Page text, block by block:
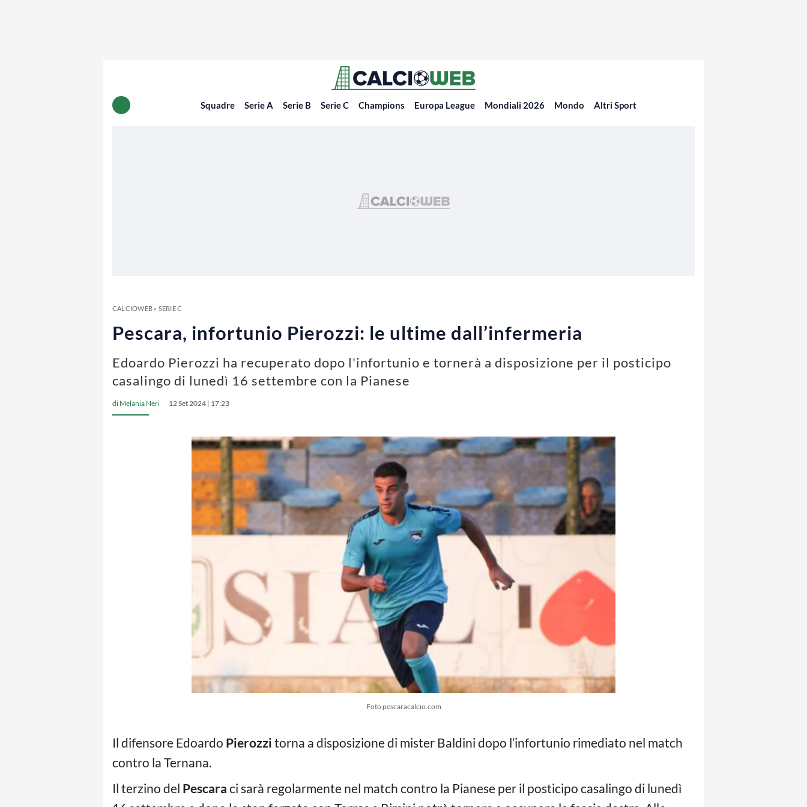
Squadre Serie A Serie B Serie C Champions Europa League Mondiali 2026 Mondo Altri Sport
CALCIOWEB» SERIE C
Pescara, infortunio Pierozzi: le ultime dall’infermeria
Edoardo Pierozzi ha recuperato dopo l'infortunio e tornerà a disposizione per il posticipo
casalingo di lunedì 16 settembre con la Pianese
di Melania Neri 12 Set 2024 | 17:23
Foto pescaracalcio.com
Il difensore Edoardo Pierozzi torna a disposizione di mister Baldini dopo l’infortunio rimediato nel match
contro la Ternana.
Il terzino del Pescara ci sarà regolarmente nel match contro la Pianese per il posticipo casalingo di lunedì